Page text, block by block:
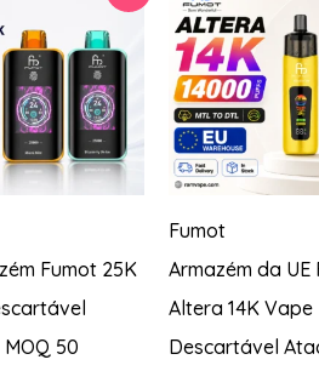
Fumot 25K
50
Fumot
Armazém da UE
Altera 14K Vape
Descartável